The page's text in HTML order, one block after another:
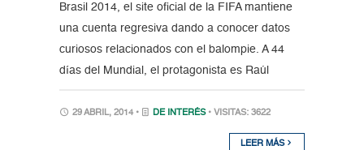
Brasil 2014, el site oficial de la FIFA mantiene
una cuenta regresiva dando a conocer datos
curiosos relacionados con el balompie. A 44
días del Mundial, el protagonista es Raúl
29 ABRIL, 2014 • DE INTERÉS • VISITAS: 3622
LEER MÁS